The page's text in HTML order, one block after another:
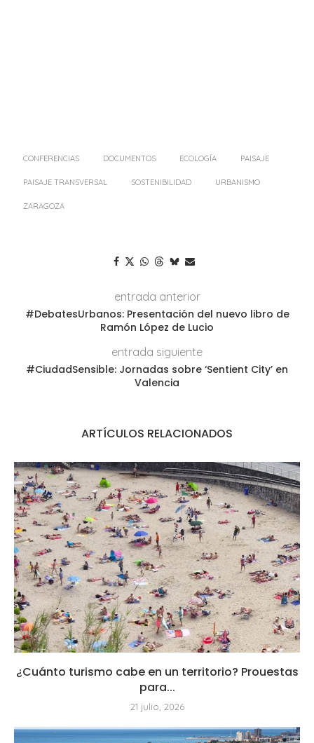
CONFERENCIAS DOCUMENTOS ECOLOGÍA PAISAJE
PAISAJE TRANSVERSAL SOSTENIBILIDAD URBANISMO
ZARAGOZA
entrada anterior
#DebatesUrbanos: Presentación del nuevo libro de
Ramón López de Lucio
entrada siguiente
#CiudadSensible: Jornadas sobre ‘Sentient City’ en
Valencia
ARTÍCULOS RELACIONADOS
¿Cuánto turismo cabe en un territorio? Prouestas
para...
21 julio, 2026